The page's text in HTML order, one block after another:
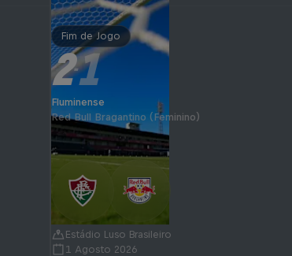
Fim de Jogo
2-1
Fluminense
Red Bull Bragantino (Feminino)
Estádio Luso Brasileiro
1 Agosto 2026